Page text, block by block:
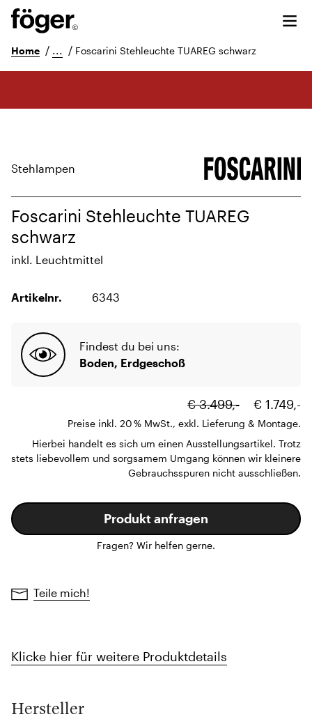
Home / ... / Foscarini Stehleuchte TUAREG schwarz
Stehlampen
Foscarini Stehleuchte TUAREG
schwarz
inkl. Leuchtmittel
Artikelnr. 6343
Findest du bei uns:
Boden, Erdgeschoß
€ 3.499,- € 1.749,-
Preise inkl. 20 % MwSt., exkl. Lieferung & Montage.
Hierbei handelt es sich um einen Ausstellungsartikel. Trotz
stets liebevollem und sorgsamem Umgang können wir kleinere
Gebrauchsspuren nicht ausschließen.
Produkt anfragen
Fragen? Wir helfen gerne.
Teile mich!
Klicke hier für weitere Produktdetails
Hersteller